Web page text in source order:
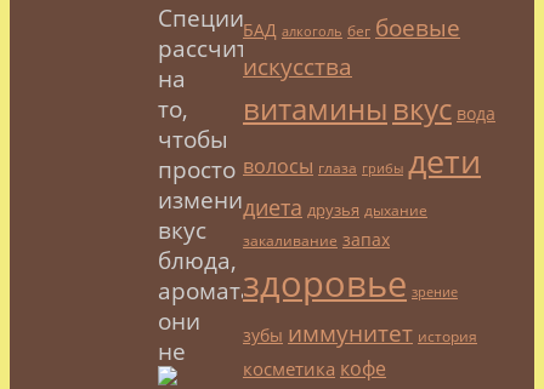
Специи
рассчитаны
на
то,
чтобы
просто
изменить
вкус
блюда,
аромата
они
не
БАД алкоголь бег боевые
искусства
витамины вкус вода
волосы глаза грибы дети
диета друзья дыхание
закаливание запах
здоровье зрение
зубы иммунитет история
косметика кофе